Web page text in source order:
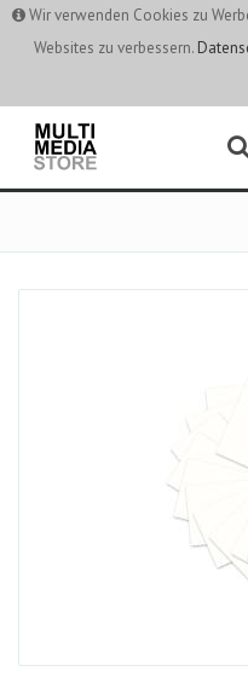
Wir verwenden Cookies zu
Websites zu verbessern.